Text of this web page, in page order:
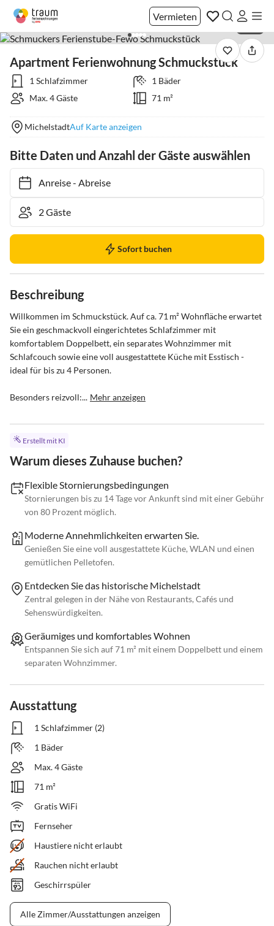
Vermieten
Apartment Ferienwohnung Schmuckstück
1 Schlafzimmer
1 Bäder
Max. 4 Gäste
71 m²
MichelstadtAuf Karte anzeigen
Bitte Daten und Anzahl der Gäste auswählen
Anreise- Abreise
Sofort buchen
Beschreibung
Willkommen im Schmuckstück. Auf ca. 71 m² Wohnfläche erwartet
Sie ein geschmackvoll eingerichtetes Schlafzimmer mit
komfortablem Doppelbett, ein separates Wohnzimmer mit
Schlafcouch sowie eine voll ausgestattete Küche mit Esstisch -
ideal für bis zu 4 Personen.
Besonders reizvoll:... Mehr anzeigen
Erstellt mit KI
Warum dieses Zuhause buchen?
Flexible Stornierungsbedingungen
Stornierungen bis zu 14 Tage vor Ankunft sind mit einer Gebühr
von 80 Prozent möglich.
Moderne Annehmlichkeiten erwarten Sie.
Genießen Sie eine voll ausgestattete Küche, WLAN und einen
gemütlichen Pelletofen.
Entdecken Sie das historische Michelstadt
Zentral gelegen in der Nähe von Restaurants, Cafés und
Sehenswürdigkeiten.
Geräumiges und komfortables Wohnen
Entspannen Sie sich auf 71 m² mit einem Doppelbett und einem
separaten Wohnzimmer.
Ausstattung
1 Schlafzimmer (2)
1 Bäder
Max. 4 Gäste
71 m²
Gratis WiFi
Fernseher
Haustiere nicht erlaubt
Rauchen nicht erlaubt
Geschirrspüler
Alle Zimmer/Ausstattungen anzeigen